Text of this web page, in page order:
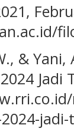
& Yani,